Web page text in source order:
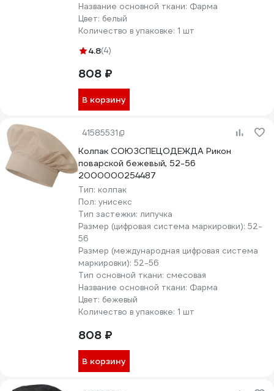
Название основной ткани: Фарма
Цвет: белый
Количество в упаковке: 1 шт
4.8(4)
808 ₽
В корзину
41585531
Колпак СОЮЗСПЕЦОДЕЖДА Рикон
поварской бежевый, 52-56
2000000254487
Тип: колпак
Пол: унисекс
Тип застежки: липучка
Размер (цифровая система маркировки): 52-
56
Размер (международная цифровая система
маркировки): 52-56
Тип основной ткани: смесовая
Название основной ткани: Фарма
Цвет: бежевый
Количество в упаковке: 1 шт
808 ₽
В корзину